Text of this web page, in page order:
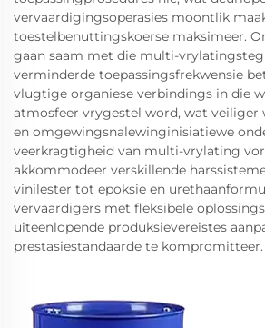
vervaardigingsoperasies moontlik
toestelbenuttingskoerse maksimeer.
gaan saam met die multi-
verminderde toepassingsfrekwensie
vlugtige organiese verbindings in die
atmosfeer vrygestel word, wat veiliger
en omgewingsnalewinginisiatiewe
veerkragtigheid van multi-vrylating
akkommodeer verskillende
vinilester tot epoksie en
vervaardigers met fleksibele
uiteenlopende produksievereistes
prestasiestandaarde te kompromitteer.